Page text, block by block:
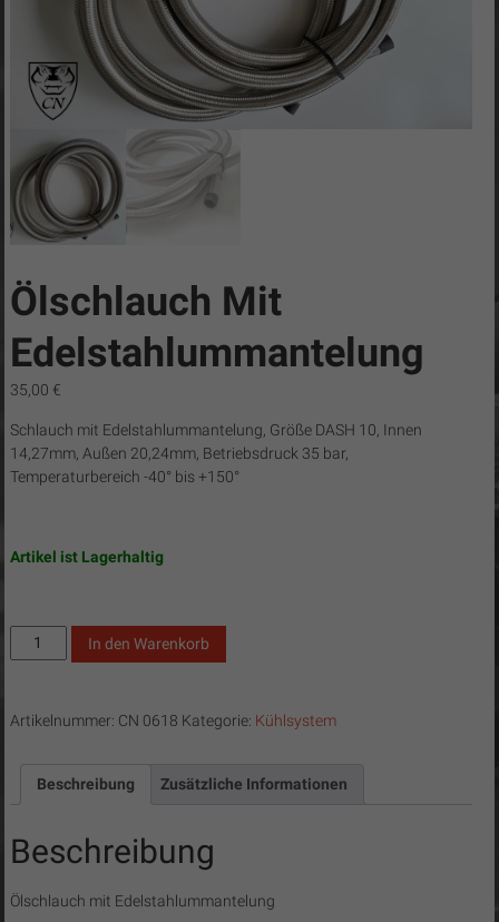
Tuning
CN
Cobra
Camaro-
Tuning.com
/
Tuning
…
the
best!
Ölschlauch Mit
Edelstahlummantelung
35,00 €
Schlauch mit Edelstahlummantelung, Größe DASH 10, Innen
14,27mm, Außen 20,24mm, Betriebsdruck 35 bar,
Temperaturbereich -40° bis +150°
Artikel ist Lagerhaltig
Ölschlauch
mit
In den Warenkorb
Artikelnummer: CN 0618 Kategorie: Kühlsystem
Beschreibung Zusätzliche Informationen
Beschreibung
Ölschlauch mit Edelstahlummantelung